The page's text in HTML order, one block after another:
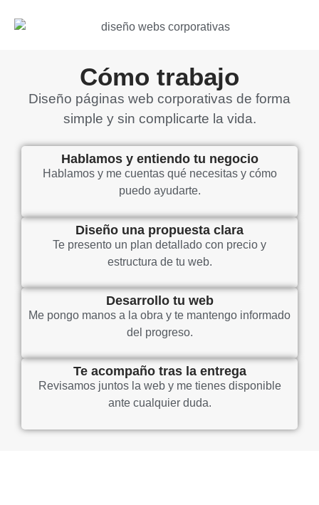
Cómo trabajo
Diseño páginas web corporativas de forma
simple y sin complicarte la vida.
Hablamos y entiendo tu negocio
Hablamos y me cuentas qué necesitas y cómo
puedo ayudarte.
Diseño una propuesta clara
Te presento un plan detallado con precio y
estructura de tu web.
Desarrollo tu web
Me pongo manos a la obra y te mantengo informado
del progreso.
Te acompaño tras la entrega
Revisamos juntos la web y me tienes disponible
ante cualquier duda.